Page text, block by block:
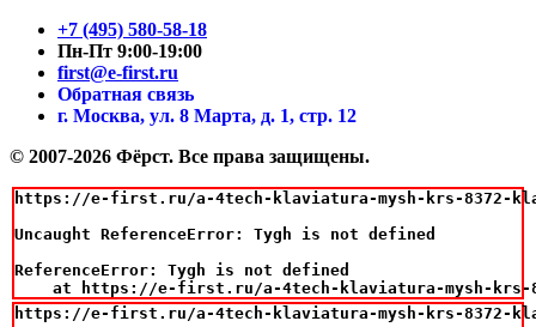
+7 (495) 580-58-18
Пн-Пт 9:00-19:00
first@e-first.ru
Обратная связь
г. Москва, ул. 8 Марта, д. 1, стр. 12
© 2007-2026 Фёрст. Все права защищены.
https://e-first.ru/a-4tech-klaviatura-mysh-krs-8372-klav-
Uncaught ReferenceError: Tygh is not defined
ReferenceError: Tygh is not defined
at https://e-first.ru/a-4tech-klaviatura-mysh-
https://e-first.ru/a-4tech-klaviatura-mysh-krs-8372-klav-